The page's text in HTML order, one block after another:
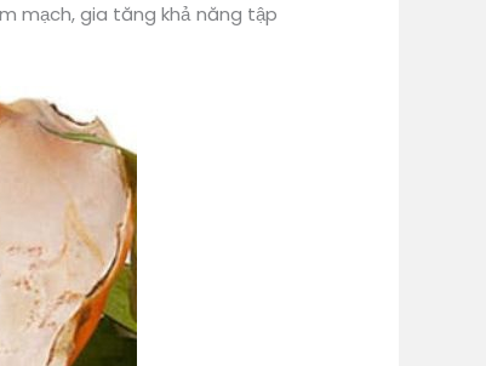
mạch, gia tăng khả năng tập